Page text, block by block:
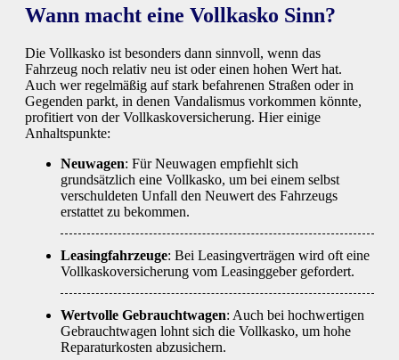
Wann macht eine Vollkasko Sinn?
Die Vollkasko ist besonders dann sinnvoll, wenn das
Fahrzeug noch relativ neu ist oder einen hohen Wert hat.
Auch wer regelmäßig auf stark befahrenen Straßen oder in
Gegenden parkt, in denen Vandalismus vorkommen könnte,
profitiert von der Vollkaskoversicherung. Hier einige
Anhaltspunkte:
Neuwagen: Für Neuwagen empfiehlt sich
grundsätzlich eine Vollkasko, um bei einem selbst
verschuldeten Unfall den Neuwert des Fahrzeugs
erstattet zu bekommen.
Leasingfahrzeuge: Bei Leasingverträgen wird oft eine
Vollkaskoversicherung vom Leasinggeber gefordert.
Wertvolle Gebrauchtwagen: Auch bei hochwertigen
Gebrauchtwagen lohnt sich die Vollkasko, um hohe
Reparaturkosten abzusichern.